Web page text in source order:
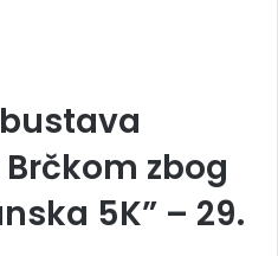
zbog
5K” – 29.